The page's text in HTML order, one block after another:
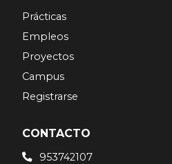
Prácticas
Empleos
Proyectos
Campus
Registrarse
CONTACTO
953742107